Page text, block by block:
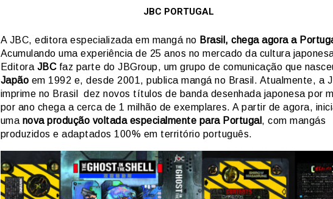
JBC PORTUGAL
A JBC, editora especializada em mangá no Brasil, chega agora a
Acumulando uma experiência de 25 anos no mercado da cultura
Editora JBCfaz parte do JBGroup, um grupo de comunicação que
Japão em 1992 e, desde 2001, publica mangá no Brasil. Atualmente, a
imprime no Brasil dez novos títulos de banda desenhada japonesa por
por ano chega a cerca de 1 milhão de exemplares. A partir de agora,
uma nova produção voltada especialmente para Portugal , com mangás
produzidos e adaptados 100% em território português.